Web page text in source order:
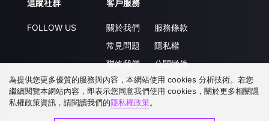
追蹤社群
FOLLOW US
客戶服務
關於我們
常見問題
聯絡我們
升級VIP
服務條款
隱私權
公開徵件
合作洽談
為提供您更多優質的服務與內容，本網站使用 cookies 分析技術。若您
繼續閱覽本網站內容，即表示您同意我們使用 cookies，關於更多相關隱
私權政策資訊，請閱讀我們的隱私權政策。